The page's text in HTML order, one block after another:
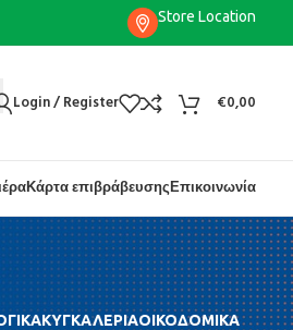
Store Location
Login / Register €0,00
Κάρτα επιβράβευσηςΕπικοινωνία
ΚΥΓΚΑΛΕΡΊΑΟΙΚΟΔΟΜΙΚΆ